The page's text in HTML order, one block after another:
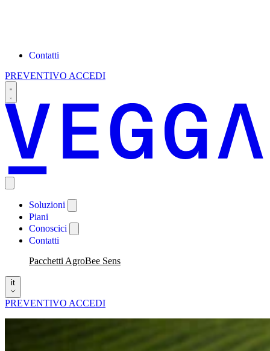
Contatti
PREVENTIVO ACCEDI
Soluzioni
Piani
Conoscici
Contatti
Pacchetti AgroBee Sens
it
PREVENTIVO ACCEDI